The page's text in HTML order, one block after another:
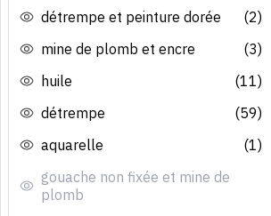
détrempe et peinture dorée
(2)
mine de plomb et encre
(3)
huile
(11)
détrempe
(59)
aquarelle
(1)
gouache non fixée et mine de
plomb